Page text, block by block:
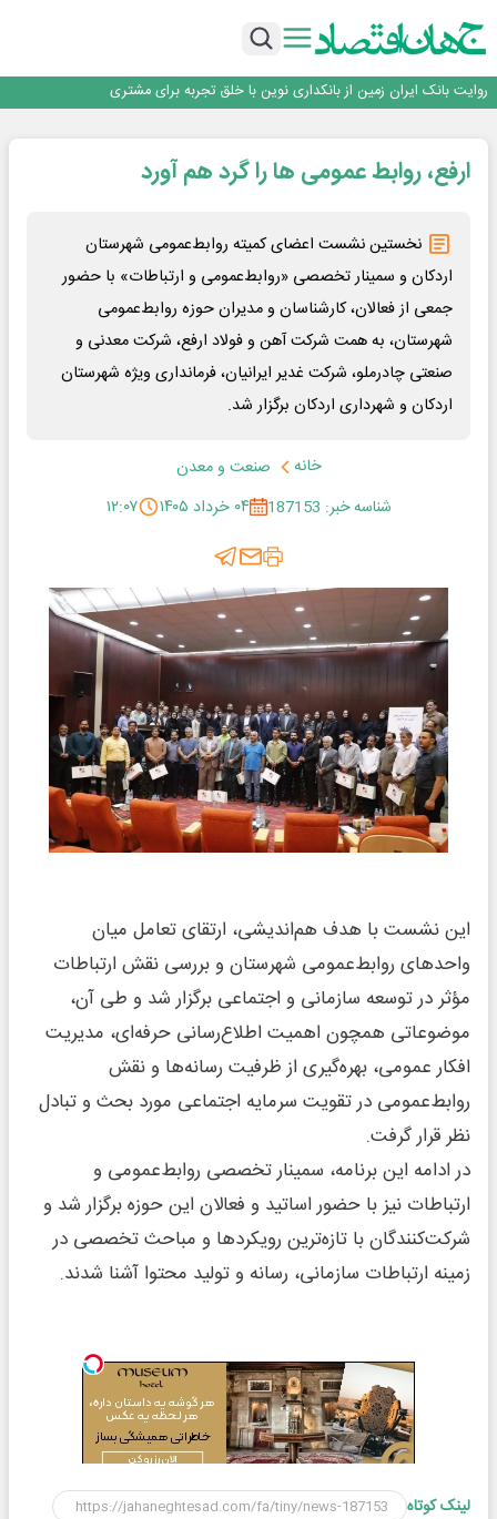
اجرای برنامه تحول بانک با تمرکز بر منابع پایدار، درآمدهای کارمزدی و بازسازی اعتماد
داد
روایت بانک ایران زمین از بانکداری نوین با خلق تجربه برای مشتری
سرپرست اداره کل روابط عمومی بیمه مرکزی منصوب شد
اجرای برنامه تحول بانک با تمرکز بر منابع پایدار، درآمدهای کارمزدی و بازسازی اعتماد
مشتریان
بانک مهر ایران بیش از ۷۰ میلیارد تومان به برنامه‌های مسئولیت اجتماعی اختصاص
ارفع، روابط عمومی ها را گرد هم آورد
نخستین نشست اعضای کمیته روابط‌عمومی شهرستان
اردکان و سمینار تخصصی «روابط‌عمومی و ارتباطات» با حضور
جمعی از فعالان، کارشناسان و مدیران حوزه روابط‌عمومی
شهرستان، به همت شرکت آهن و فولاد ارفع، شرکت معدنی و
صنعتی چادرملو، شرکت غدیر ایرانیان، فرمانداری ویژه شهرستان
اردکان و شهرداری اردکان برگزار شد.
خانه
صنعت و معدن
شناسه خبر: 187153
۰۴ خرداد ۱۴۰۵ ۱۲:۰۷
این نشست با هدف هم‌اندیشی، ارتقای تعامل میان
واحدهای روابط‌عمومی شهرستان و بررسی نقش ارتباطات
مؤثر در توسعه سازمانی و اجتماعی برگزار شد و طی آن،
موضوعاتی همچون اهمیت اطلاع‌رسانی حرفه‌ای، مدیریت
افکار عمومی، بهره‌گیری از ظرفیت رسانه‌ها و نقش
روابط‌عمومی در تقویت سرمایه اجتماعی مورد بحث و تبادل
نظر قرار گرفت.
در ادامه این برنامه، سمینار تخصصی روابط‌عمومی و
ارتباطات نیز با حضور اساتید و فعالان این حوزه برگزار شد و
شرکت‌کنندگان با تازه‌ترین رویکردها و مباحث تخصصی در
زمینه ارتباطات سازمانی، رسانه و تولید محتوا آشنا شدند.
لینک کوتاه